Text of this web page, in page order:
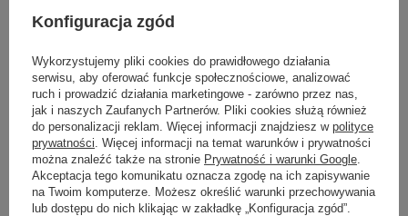
wysokosc calkowita
Potrzebujesz pomocy? Masz pytania?
Zadaj pytanie a my odpowiemy niezwłocznie,
najciekawsze pytania i odpowiedzi publikując
dla innych.
Zadaj pytanie
Napisz swoją opinię
Konfiguracja zgód
Wykorzystujemy pliki cookies do prawidłowego działania
serwisu, aby oferować funkcje społecznościowe, analizować
ruch i prowadzić działania marketingowe - zarówno przez nas,
jak i naszych Zaufanych Partnerów. Pliki cookies służą również
do personalizacji reklam. Więcej informacji znajdziesz w polityce
prywatności . Więcej informacji na temat warunków i prywatności
można znaleźć także na stronie Prywatność i warunki Google
Akceptacja tego komunikatu oznacza zgodę na ich zapisywanie
na Twoim komputerze. Możesz określić warunki przechowywania
lub dostępu do nich klikając w zakładkę „Konfiguracja zgód”.